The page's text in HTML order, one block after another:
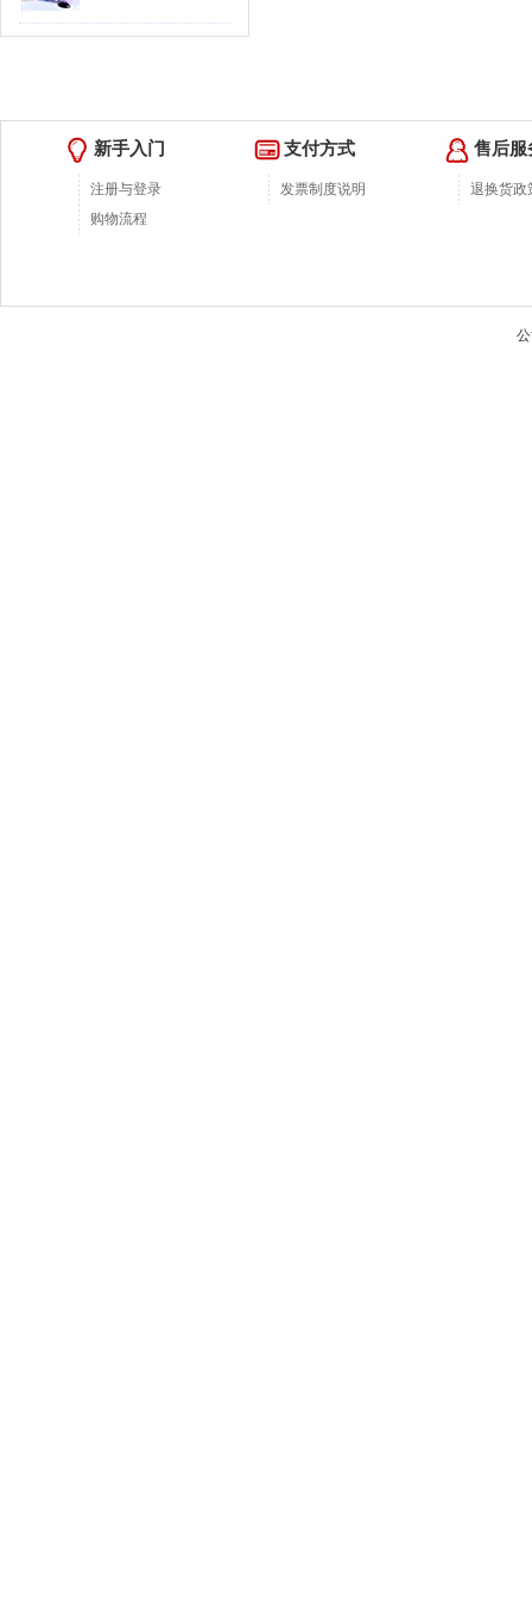
新手入门
注册与登录
购物流程
支付方式
发票制度说明
售后服
退换货政